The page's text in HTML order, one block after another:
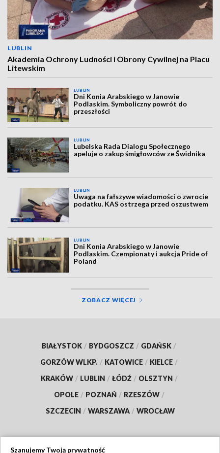
LUBLIN
Akademia Ochrony Ludności i Obrony Cywilnej na Placu
Litewskim
LUBLIN
Dni Konia Arabskiego w Janowie
Podlaskim. Symboliczny powrót do
przeszłości
LUBLIN
Lubelska Rada Dialogu Społecznego
apeluje o zakup śmigłowców ze Świdnika
LUBLIN
Uwaga na fałszywe wiadomości o zwrocie
podatku. KAS ostrzega przed oszustwem
LUBLIN
Dni Konia Arabskiego w Janowie
Podlaskim. Czempionaty i aukcja Pride of
Poland
ZOBACZ WIĘCEJ
BIAŁYSTOK / BYDGOSZCZ / GDAŃSK /
GORZÓW WLKP. / KATOWICE / KIELCE /
KRAKÓW / LUBLIN / ŁÓDŹ / OLSZTYN /
OPOLE / POZNAŃ / RZESZÓW /
SZCZECIN / WARSZAWA / WROCŁAW
Szanujemy Twoją prywatność